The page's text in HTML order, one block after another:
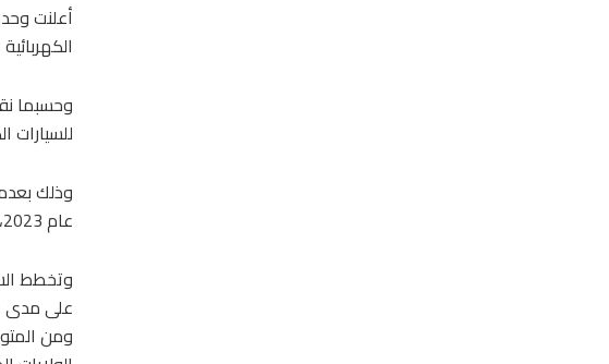
أعلنت
الكهربائية الخاصة
وحسبما
للسيارات الكهربائية بقدرة 400
وذلك
عام 2023، كجزء من استثمار أولي بقيمة مليار دولار.
وتخطط
على مدى